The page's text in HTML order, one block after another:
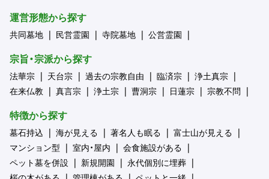
運営形態から探す
共同墓地 民営霊園 寺院墓地 公営霊園
宗旨・宗派から探す
法華宗 天台宗 過去の宗教自由 臨済宗
浄土真宗
在来仏教
真言宗 浄土宗 曹洞宗 日蓮宗 宗教不問
特徴から探す
墓石持込 海が見える 著名人も眠る
富士山が見える
マンション型
室内・屋内
会食施設がある
ペット墓を併設
新規開園
永代個別に埋葬